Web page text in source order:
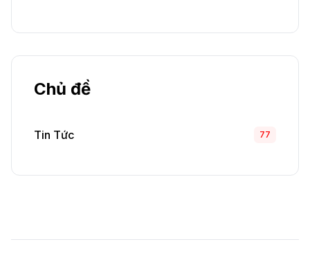
Chủ đề
Tin Tức 77